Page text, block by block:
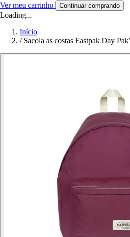
Ver meu carrinho Continuar comprando
Loading...
Início
/ Sacola as costas Eastpak Day